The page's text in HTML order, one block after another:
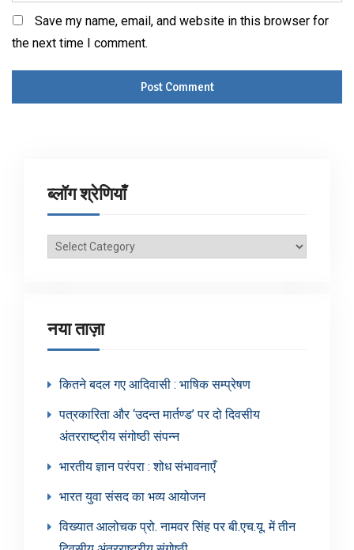
Save my name, email, and website in this browser for
the next time I comment.
ब्लॉग श्रेणियाँ
ब्लॉग
नया ताज़ा
कितने बदल गए आदिवासी : भाषिक सम्प्रेषण
पत्रकारिता और ‘उदन्त मार्तण्ड’ पर दो दिवसीय
अंतरराष्ट्रीय संगोष्ठी संपन्न
भारतीय ज्ञान परंपरा : शोध संभावनाएँ
भारत युवा संसद का भव्य आयोजन
विख्यात आलोचक प्रो. नामवर सिंह पर बी.एच.यू. में तीन